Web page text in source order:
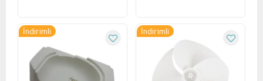
İndirimli İndirimli